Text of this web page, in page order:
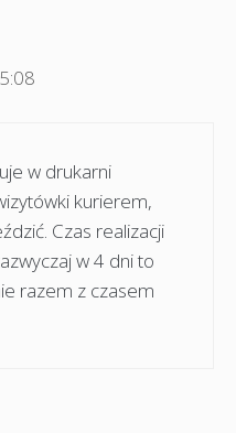
w drukarni
kurierem,
Czas realizacji
w 4 dni to
razem z czasem